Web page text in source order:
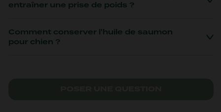
entraîner une prise de poids ?
Comment conserver l'huile de saumon
pour chien ?